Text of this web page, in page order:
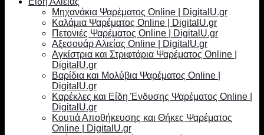
Μηχανάκια Ψαρέματος Online | DigitalU.gr
Καλάμια Ψαρέματος Online | DigitalU.gr
Πετονιές Ψαρέματος Online | DigitalU.gr
Αξεσουάρ Αλιείας Online | DigitalU.gr
Αγκίστρια και Στριφτάρια Ψαρέματος Online |
DigitalU.gr
Βαρίδια και Μολύβια Ψαρέματος Online |
DigitalU.gr
Καρέκλες και Είδη Ένδυσης Ψαρέματος Online |
DigitalU.gr
Κουτιά Αποθήκευσης και Θήκες Ψαρέματος
Online | DigitalU.gr